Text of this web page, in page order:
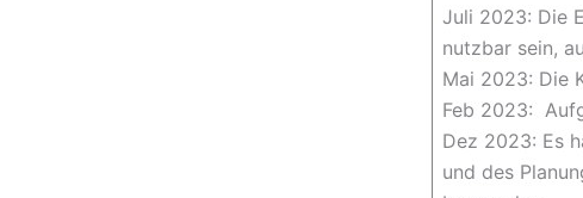
Juli 2023: Die
nutzbar sein,
Mai 2023: Die
Feb 2023:
Dez 2023: Es
und des